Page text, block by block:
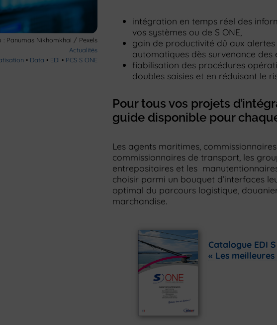
: Panumas Nikhomkhai / Pexels
Actualités
• Data • EDI • PCS S ONE
intégration en temps réel des
vos systèmes ou de S ONE,
gain de productivité dû aux
automatiques dès survenance des
fiabilisation des procédures
doubles saisies et en réduisant le
Pour tous vos projets
guide disponible pour
Les agents maritimes,
commissionnaires de transport, les
entrepositaires et les
choisir parmi un bouquet d’interfaces
optimal du parcours logistique,
marchandise.
Catalogue EDI S
« Les